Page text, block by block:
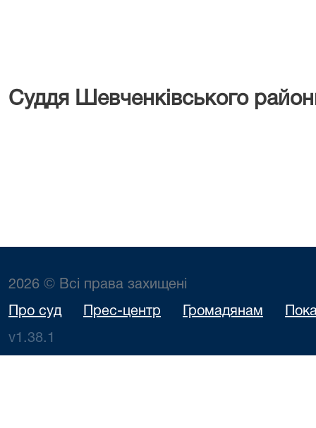
Суддя Шевченківського
2026 © Всі права захищені
Про суд Прес-центр Громадянам
v1.38.1